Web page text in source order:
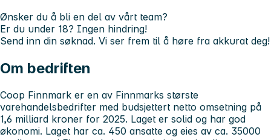
Ønsker du å bli en del av vårt team?
Er du under 18? Ingen hindring!
Send inn din søknad. Vi ser frem til å høre fra akkurat deg!
Om bedriften
Coop Finnmark er en av Finnmarks største
varehandelsbedrifter med budsjettert netto omsetning på
1,6 milliard kroner for 2025. Laget er solid og har god
økonomi. Laget har ca. 450 ansatte og eies av ca. 35000